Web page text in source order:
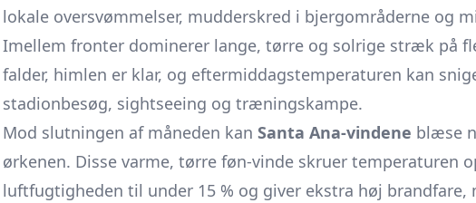
lokale oversvømmelser, mudderskred i bjergområderne og
Imellem fronter dominerer lange, tørre og solrige stræk på
falder, himlen er klar, og eftermiddagstemperaturen kan
stadionbesøg, sightseeing og træningskampe.
Mod slutningen af måneden kan Santa Ana-vindene blæse
ørkenen. Disse varme, tørre føn-vinde skruer temperaturen
luftfugtigheden til under 15 % og giver ekstra høj